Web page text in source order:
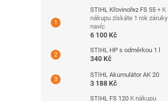
STIHL Křovinořez FS 55 + K
nákupu získáte 1 rok záruky
navíc
6 100 Kč
STIHL HP s odměrkou 1 l
340 Kč
STIHL Akumulátor AK 20
3 188 Kč
STIHL FS 120 K nákupu